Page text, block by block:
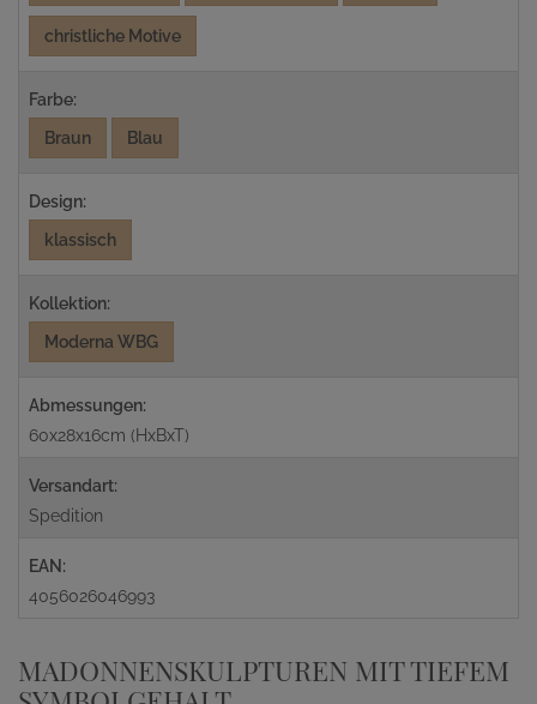
christliche Motive
Farbe:
Braun
Blau
Design:
klassisch
Kollektion:
Moderna WBG
Abmessungen:
60x28x16cm (HxBxT)
Versandart:
Spedition
EAN:
4056026046993
MADONNENSKULPTUREN MIT TIEFEM